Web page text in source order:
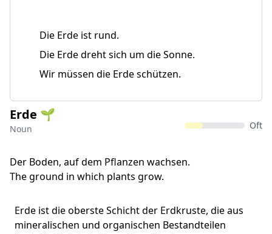
Die Erde ist rund.
Die Erde dreht sich um die Sonne.
Wir müssen die Erde schützen.
Erde 🌱
Noun Oft
Der Boden, auf dem Pflanzen wachsen.
The ground in which plants grow.
Erde ist die oberste Schicht der Erdkruste, die aus
mineralischen und organischen Bestandteilen